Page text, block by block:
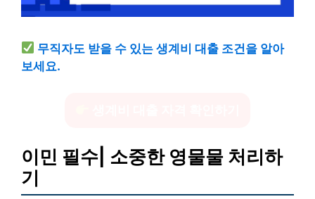
무직자도 받을 수 있는 생계비 대출 조건을 알아
보세요.
이민 필수| 소중한 영물물 처리하
기